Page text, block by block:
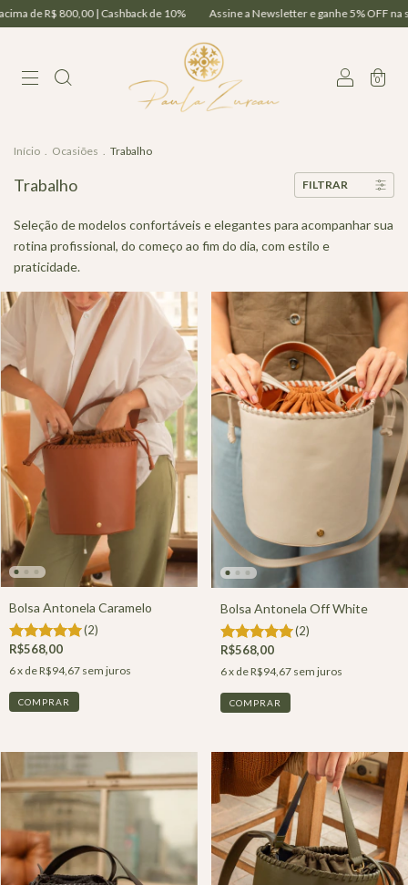
800,00 | Cashback de 10% Assine a Newsletter e ganhe 5% OFF na sua 1ª
0
Início . Ocasiões . Trabalho
Trabalho FILTRAR
Seleção de modelos confortáveis e elegantes para acompanhar sua
rotina profissional, do começo ao fim do dia, com estilo e
praticidade.
Bolsa Antonela Caramelo
(2)
R$568,00
6x deR$94,67 sem juros
Bolsa Antonela Off White
(2)
R$568,00
6x deR$94,67 sem juros